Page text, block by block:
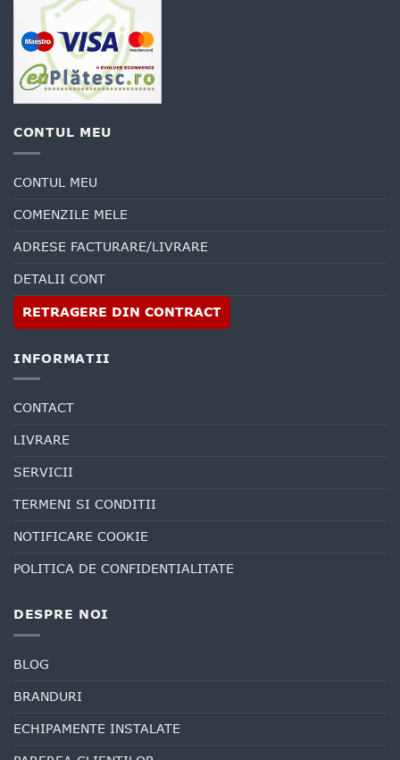
CONTUL MEU
CONTUL MEU
COMENZILE MELE
ADRESE FACTURARE/LIVRARE
DETALII CONT
RETRAGERE DIN CONTRACT
INFORMATII
CONTACT
LIVRARE
SERVICII
TERMENI SI CONDITII
NOTIFICARE COOKIE
POLITICA DE CONFIDENTIALITATE
DESPRE NOI
BLOG
BRANDURI
ECHIPAMENTE INSTALATE